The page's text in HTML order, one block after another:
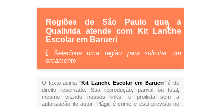
Regiões de São Paulo que a
Qualivida atende com Kit Lanche
Escolar em Barueri
Selecione uma região para solicitar um
orçamento
O texto acima "Kit Lanche Escolar em Barueri" é de
direito reservado. Sua reprodução, parcial ou total,
mesmo citando nossos links, é proibida sem a
autorização do autor. Plágio é crime e está previsto no